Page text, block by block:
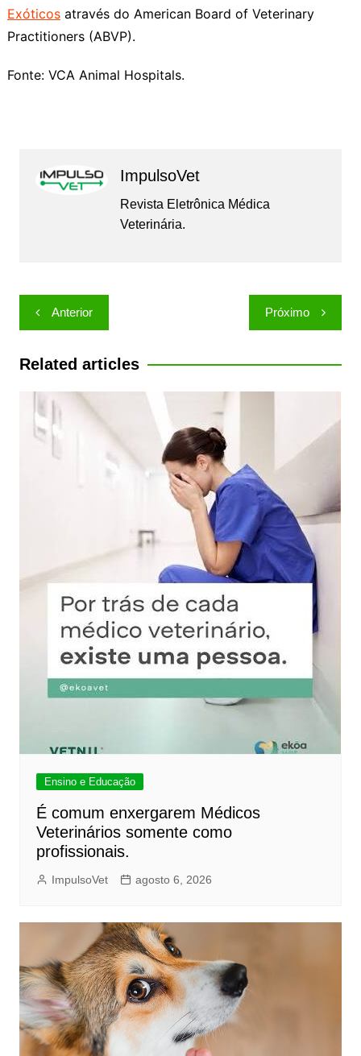
Exóticosatravés do American Board of Veterinary
Practitioners (ABVP).
Fonte: VCA Animal Hospitals.
ImpulsoVet
Revista Eletrônica Médica
Veterinária.
Navegação
de
Post
Anterior Próximo
Related articles
Ensino e Educação
É comum enxergarem Médicos
Veterinários somente como
profissionais.
ImpulsoVet agosto 6, 2026